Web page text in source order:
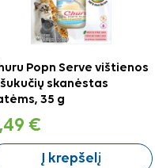
Popn Serve vištienos
skanėstas
35 g
€
Į krepšelį